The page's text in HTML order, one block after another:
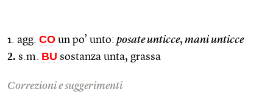
1. agg. CO un po’ unto: posate unticce, mani unticce
2. s.m. BU sostanza unta, grassa
Correzioni e suggerimenti